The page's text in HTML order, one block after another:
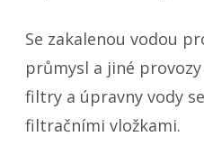
Se zakalenou vodou
průmysl a jiné
filtry a úpravny vody
filtračními vložkami.